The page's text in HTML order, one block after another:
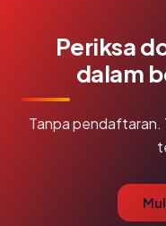
Periksa
dalam
Tanpa pendaftaran.